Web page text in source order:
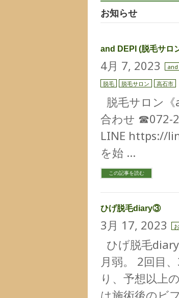
お知らせ
and DEPI (脱毛サロ
4月 7, 2023 and
脱毛 脱毛サロン 高石市
脱毛サロン《
合わせ ☎︎072-
LINE https://
を始 …
この記事を読む
ひげ脱毛diary③
3月 17, 2023
ひげ脱毛
月弱。 2回目
り、予想以上
は施術後のビ